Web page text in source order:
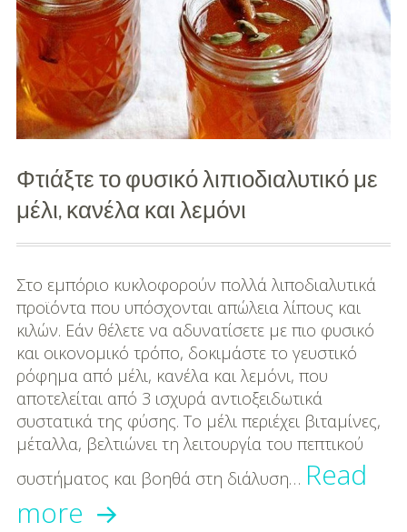
Φτιάξτε το φυσικό λιπιοδιαλυτικό με
μέλι, κανέλα και λεμόνι
Στο εμπόριο κυκλοφορούν πολλά λιποδιαλυτικά
προϊόντα που υπόσχονται απώλεια λίπους και
κιλών. Εάν θέλετε να αδυνατίσετε με πιο φυσικό
και οικονομικό τρόπο, δοκιμάστε το γευστικό
ρόφημα από μέλι, κανέλα και λεμόνι, που
αποτελείται από 3 ισχυρά αντιοξειδωτικά
συστατικά της φύσης. Το μέλι περιέχει βιταμίνες,
μέταλλα, βελτιώνει τη λειτουργία του πεπτικού
συστήματος και βοηθά στη διάλυση… Read
more Φτιάξτε